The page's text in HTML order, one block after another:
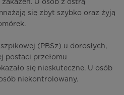
U osób z ostrą
się zbyt szybko oraz żyją
(PBSz) u dorosłych,
postaci przełomu
się nieskuteczne. U osób
niekontrolowany.